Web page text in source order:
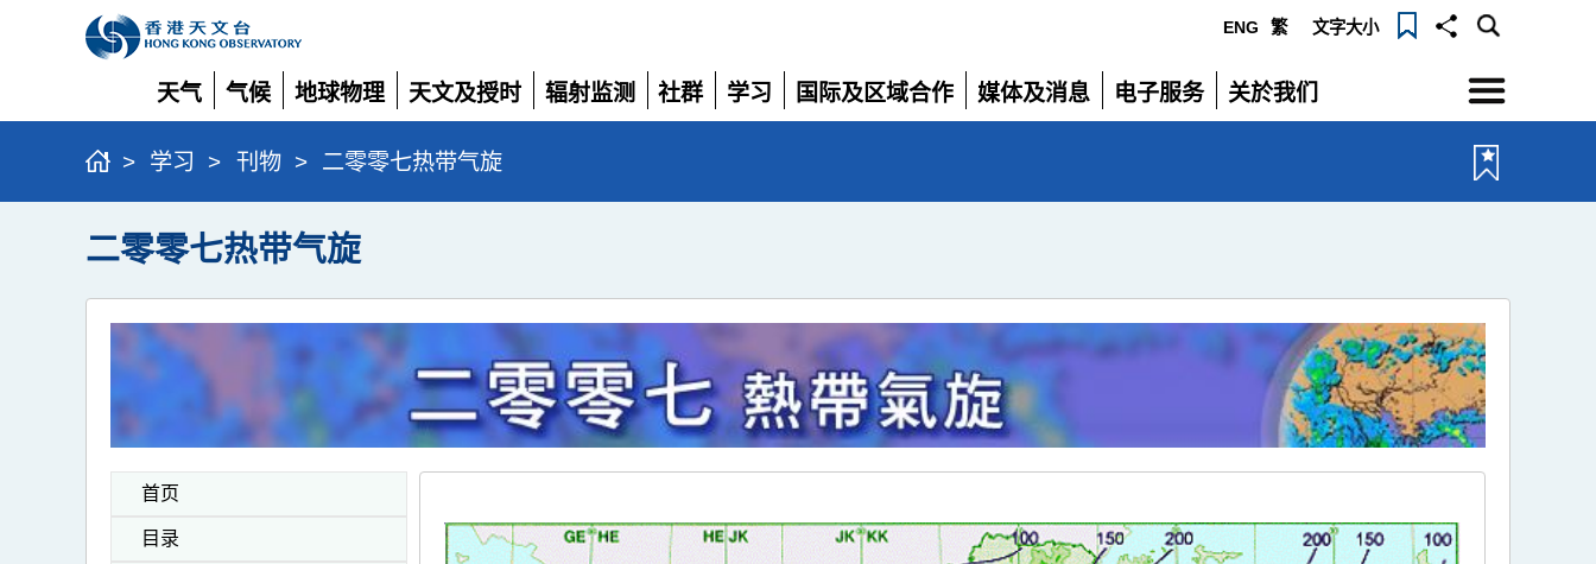
ENG 繁 文字大小
天气
展
开
气候
展
开
地球物理
展
开
天文及授时
展
开
辐射监测
展
社群
展
学习
展
国际及区域合作
展
媒体及消息
展
电子服务
展
关於我们
展
选
单
> 学习 > 刊物 > 二零零七热带气旋
二零零七热带气旋
首页
目录